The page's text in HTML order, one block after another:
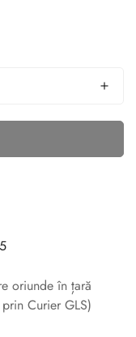
oriunde în țară
Curier GLS)